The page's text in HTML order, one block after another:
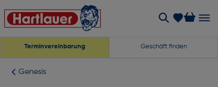
Terminvereinbarung Geschäft finden
Genesis